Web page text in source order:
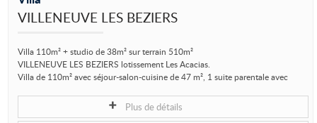
VILLENEUVE LES BEZIERS
Villa 110m² + studio de 38m² sur terrain 510m²
VILLENEUVE LES BEZIERS lotissement Les Acacias.
Villa de 110m² avec séjour-salon-cuisine de 47 m², 1 suite parentale avec
Plus de détails